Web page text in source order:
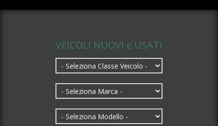
VEICOLI NUOVI e USATI